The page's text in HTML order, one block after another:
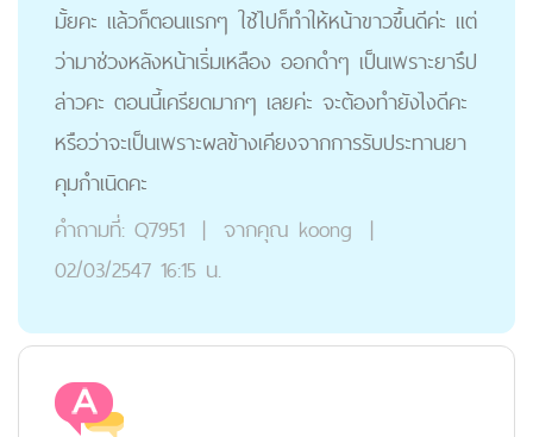
มั้ยคะ แล้วก็ตอนแรกๆ ใช้ไปก็ทำให้หน้าขาวขึ้นดีค่ะ แต่
ว่ามาช่วงหลังหน้าเริ่มเหลือง ออกดำๆ เป็นเพราะยารึป
ล่าวคะ ตอนนี้เครียดมากๆ เลยค่ะ จะต้องทำยังไงดีคะ
หรือว่าจะเป็นเพราะผลข้างเคียงจากการรับประทานยา
คุมกำเนิดคะ
คำถามที่: Q7951 | จากคุณ koong |
02/03/2547 16:15 น.